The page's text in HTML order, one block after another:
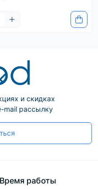
и скидках
mail рассылку
Время работы